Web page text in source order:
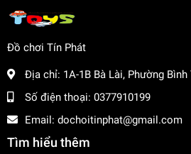
Đồ chơi Tín Phát
Địa chỉ: 1A-1B Bà Lài, Phường Bình
Số điện thoại: 0377910199
Email: dochoitinphat@gmail.com
Tìm hiểu thêm